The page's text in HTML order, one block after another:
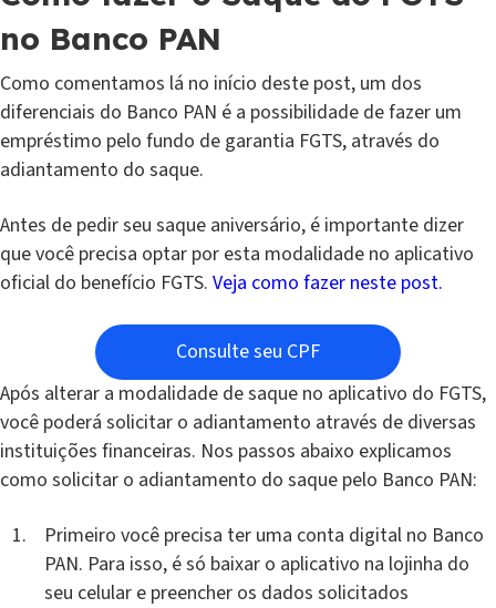
no Banco PAN
Como comentamos lá no início deste post, um dos
diferenciais do Banco PAN é a possibilidade de fazer um
empréstimo pelo fundo de garantia FGTS, através do
adiantamento do saque.
Antes de pedir seu saque aniversário, é importante dizer
que você precisa optar por esta modalidade no aplicativo
oficial do benefício FGTS. Veja como fazer neste post.
Consulte seu CPF
Após alterar a modalidade de saque no aplicativo do FGTS,
você poderá solicitar o adiantamento através de diversas
instituições financeiras. Nos passos abaixo explicamos
como solicitar o adiantamento do saque pelo Banco PAN:
Primeiro você precisa ter uma conta digital no Banco
PAN. Para isso, é só baixar o aplicativo na lojinha do
seu celular e preencher os dados solicitados